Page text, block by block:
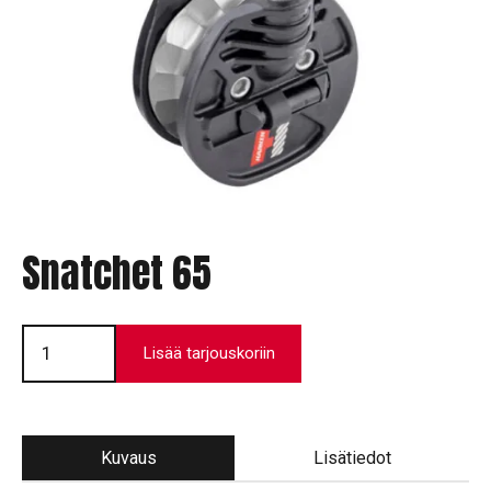
Snatchet 65
Snatchet
määrä
Lisää tarjouskoriin
Kuvaus Lisätiedot